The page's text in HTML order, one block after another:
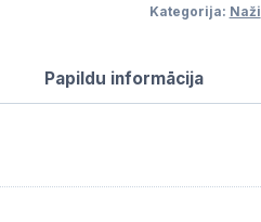
Kategorija: Naži
Papildu informācija